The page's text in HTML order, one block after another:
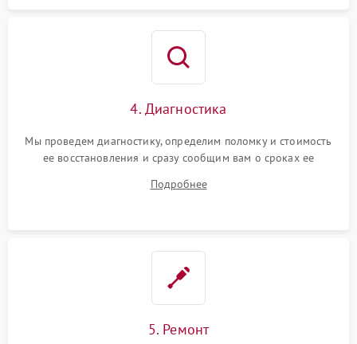
4. Диагностика
Мы проведем диагностику, определим поломку и стоимость
ее восстановления и сразу сообщим вам о сроках ее
Подробнее
5. Ремонт